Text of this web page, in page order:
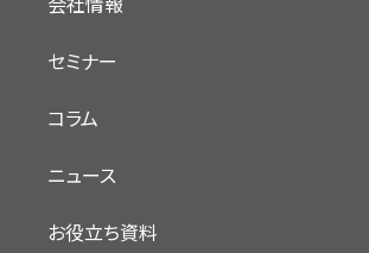
セミナー
コラム
ニュース
お役立ち資料